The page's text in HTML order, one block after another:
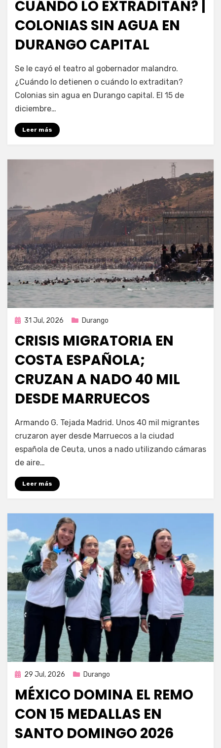
CUÁNDO LO EXTRADITAN? |
COLONIAS SIN AGUA EN
DURANGO CAPITAL
por Fernando Miranda Servín
Se le cayó el teatro al gobernador malandro.
¿Cuándo lo detienen o cuándo lo extraditan?
Colonias sin agua en Durango capital. El 15 de
diciembre…
Leer más
Publicada
31 Jul, 2026 Durango
CRISIS MIGRATORIA EN
COSTA ESPAÑOLA;
CRUZAN A NADO 40 MIL
DESDE MARRUECOS
Fernando Miranda Servín
Armando G. Tejada Madrid. Unos 40 mil migrantes
cruzaron ayer desde Marruecos a la ciudad
española de Ceuta, unos a nado utilizando cámaras
de aire…
Leer más
Publicada
29 Jul, 2026 Durango
MÉXICO DOMINA EL REMO
CON 15 MEDALLAS EN
SANTO DOMINGO 2026